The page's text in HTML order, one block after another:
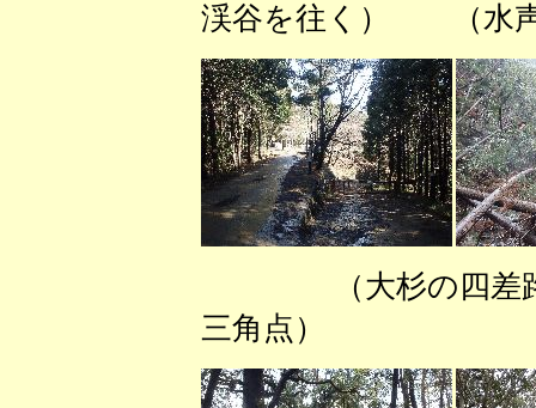
渓谷を往く） （水声
（大杉の四
三角点） （東